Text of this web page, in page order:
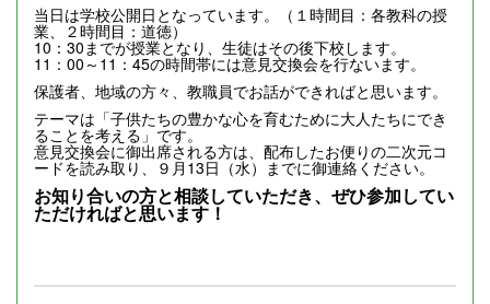
当日は学校公開日となっています。（１時間目：各教科の授
業、２時間目：道徳）
10：30までが授業となり、生徒はその後下校します。
11：00～11：45の時間帯には意見交換会を行ないます。
保護者、地域の方々、教職員でお話ができればと思います。
テーマは「子供たちの豊かな心を育むために大人たちにでき
ることを考える」です。
意見交換会に御出席される方は、配布したお便りの二次元コ
ードを読み取り、９月13日（水）までに御連絡ください。
お知り合いの方と相談していただき、ぜひ参加してい
ただければと思います！